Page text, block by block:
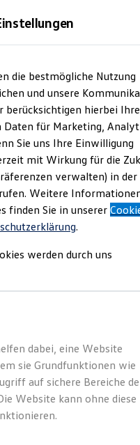
Gebrauchtwagen
Gebrauchtwagen
Leasing
die bestmögliche Nutzung
und unsere
berücksichtigen hierbei Ihre
Daten für Marketing,
Sie uns Ihre Einwilligung
mit Wirkung für die
verwalten) in der
Weitere
finden Sie in unserer
.
werden durch uns
dabei, eine Website
sie Grundfunktionen wie
auf sichere Bereiche
Website kann ohne diese